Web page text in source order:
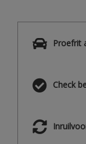
Proefrit
Check